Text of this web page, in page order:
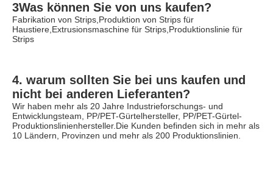
3Was können Sie von uns kaufen?
Fabrikation von Strips,Produktion von Strips für
Haustiere,Extrusionsmaschine für Strips,Produktionslinie für
Strips
4. warum sollten Sie bei uns kaufen und
nicht bei anderen Lieferanten?
Wir haben mehr als 20 Jahre Industrieforschungs- und
Entwicklungsteam, PP/PET-Gürtelhersteller, PP/PET-Gürtel-
Produktionslinienhersteller.Die Kunden befinden sich in mehr als
10 Ländern, Provinzen und mehr als 200 Produktionslinien.